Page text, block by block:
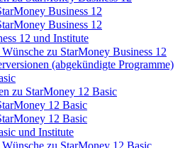
Business 12
Business 12
12 und Institute
zu StarMoney Business 12
(abgekündigte Programme)
zu StarMoney 12 Basic
12 Basic
12 Basic
und Institute